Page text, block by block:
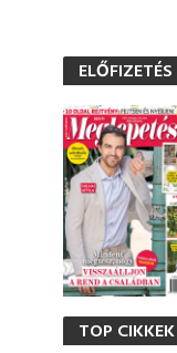
ELŐFIZETÉS
TOP CIKKEK